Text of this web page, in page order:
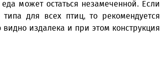
может остаться незамеченной. Если
типа для всех птиц, то рекомендуется
издалека и при этом конструкция